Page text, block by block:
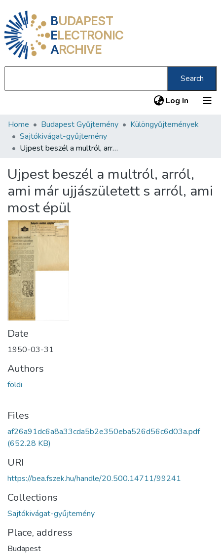
BUDAPEST
ELECTRONIC
ARCHIVE
Search
Log In (current)
Communities & Collections
All of DSpace
About us
Home Budapest Gyűjtemény
Különgyűjtemények
Sajtókivágat-gyűjtemény
Ujpest beszél a multról, arról, ami már ujjászületett s arról, ami most épül
Ujpest beszél a multról, arról,
ami már ujjászületett s arról, ami
most épül
Date
1950-03-31
Authors
földi
Files
af26a91dc6a8a33cda5b2e350eba526d56c6d03a.pdf
(652.28 KB)
URI
https://bea.fszek.hu/handle/20.500.14711/99241
Collections
Sajtókivágat-gyűjtemény
Place, address
Budapest